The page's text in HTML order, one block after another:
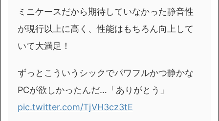
ミニケースだから期待していなかった静音性
が現行以上に高く、性能はもちろん向上して
いて大満足！
ずっとこういうシックでパワフルかつ静かな
PCが欲しかったんだ…「ありがとう」
pic.twitter.com/TjVH3cz3tE